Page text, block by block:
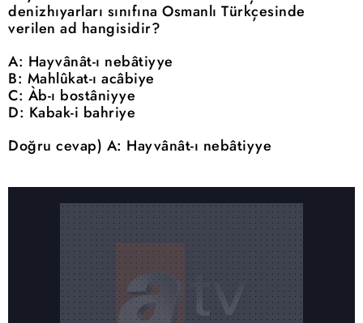
denizhıyarları sınıfına Osmanlı Türkçesinde
verilen ad hangisidir?
A: Hayvânât-ı nebâtiyye
B: Mahlûkat-ı acâbiye
C: Àb-ı bostâniyye
D: Kabak-i bahriye
Doğru cevap) A: Hayvânât-ı nebâtiyye